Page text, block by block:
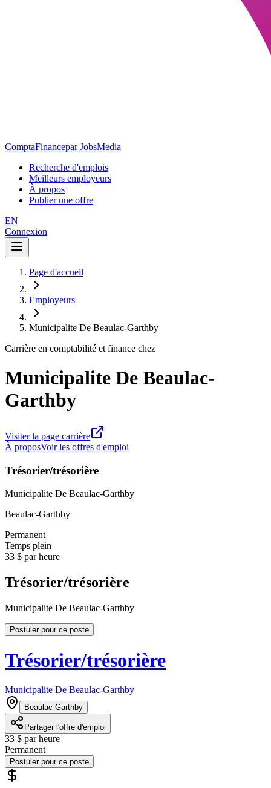
ComptaFinancepar JobsMedia
Recherche d'emplois
Meilleurs employeurs
À propos
Publier une offre
EN
Connexion
Page d'accueil
Employeurs
Municipalite De Beaulac-Garthby
Carrière en comptabilité et finance chez
Municipalite De Beaulac-
Garthby
Visiter la page carrière
À proposVoir les offres d'emploi
Trésorier/trésorière
Municipalite De Beaulac-Garthby
Beaulac-Garthby
Permanent
Temps plein
33 $ par heure
Trésorier/trésorière
Municipalite De Beaulac-Garthby
Postuler pour ce poste
Trésorier/trésorière
Municipalite De Beaulac-Garthby
Beaulac-Garthby
Partager l'offre d'emploi
33 $ par heure
Permanent
Postuler pour ce poste